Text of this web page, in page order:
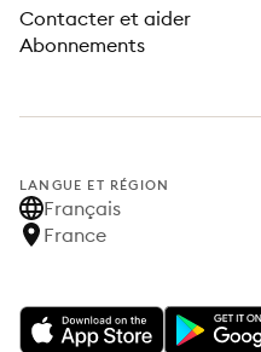
Contacter et aider
Abonnements
LANGUE ET RÉGION
Français
France